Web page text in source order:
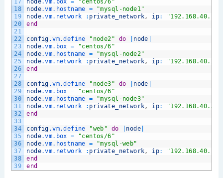
17
18
19
20
21
22
23
24
25
26
27
28
29
30
31
32
33
34
35
36
37
38
39
node.vm.box =
"centos/6"
node.vm.hostname =
"mysql-node1"
node.vm.network : private_network, ip:
"192.168.40.10"
end
config .vm.define "node2" do node
node.vm.box =
"centos/6"
node.vm.hostname =
"mysql-node2"
node.vm.network : private_network, ip:
"192.168.40.20"
end
config .vm.define "node3" do node
node.vm.box =
"centos/6"
node.vm.hostname =
"mysql-node3"
node.vm.network : private_network, ip:
"192.168.40.30"
end
config .vm.define "web" do node|
node.vm.box =
"centos/6"
node.vm.hostname =
"mysql-web"
node.vm.network : private_network, ip:
end
end